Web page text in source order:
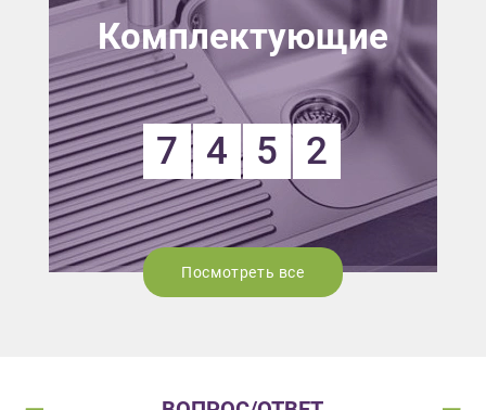
Комплектующие
7 4 5 2
Посмотреть все